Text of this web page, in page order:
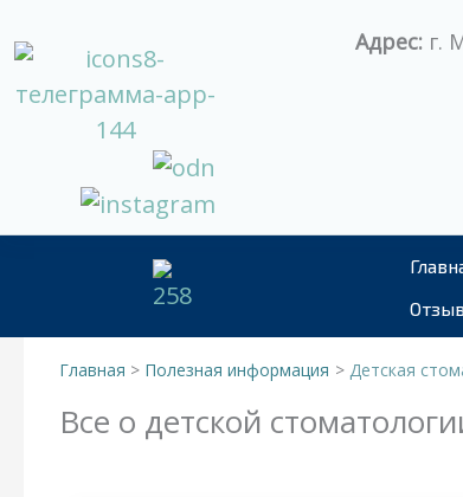
содержимому
Адрес: г.
Главная Полезная информация Детская
Все о детской